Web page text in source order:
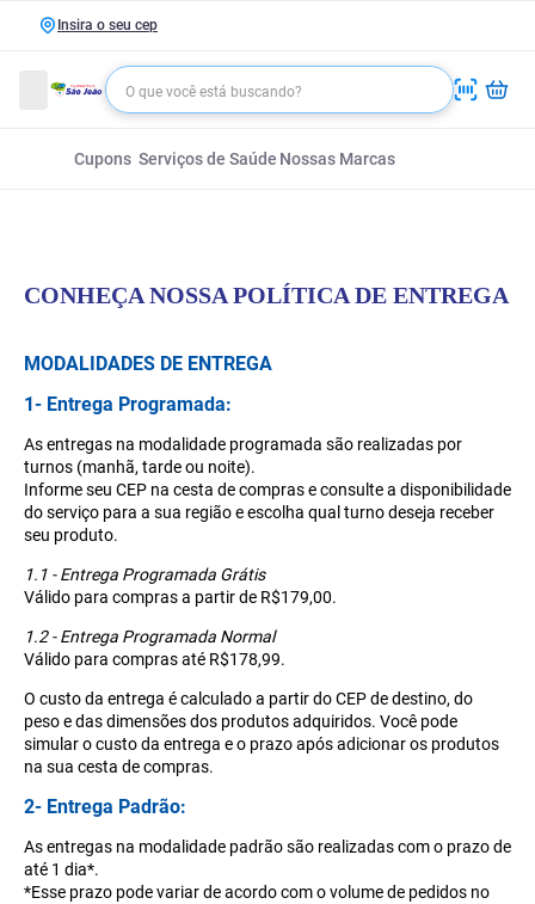
Insira o seu cep
Cupons Serviços de Saúde Nossas Marcas
CONHEÇA NOSSA POLÍTICA DE ENTREGA
MODALIDADES DE ENTREGA
1- Entrega Programada:
As entregas na modalidade programada são realizadas por
turnos (manhã, tarde ou noite).
Informe seu CEP na cesta de compras e consulte a disponibilidade
do serviço para a sua região e escolha qual turno deseja receber
seu produto.
1.1 - Entrega Programada Grátis
Válido para compras a partir de R$179,00.
1.2 - Entrega Programada Normal
Válido para compras até R$178,99.
O custo da entrega é calculado a partir do CEP de destino, do
peso e das dimensões dos produtos adquiridos. Você pode
simular o custo da entrega e o prazo após adicionar os produtos
na sua cesta de compras.
2- Entrega Padrão:
As entregas na modalidade padrão são realizadas com o prazo de
até 1 dia*.
*Esse prazo pode variar de acordo com o volume de pedidos no